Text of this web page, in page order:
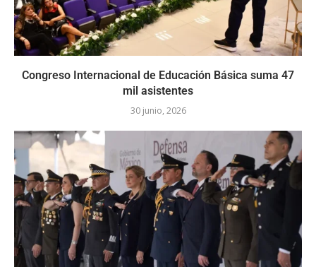
Congreso Internacional de Educación Básica suma 47
mil asistentes
30 junio, 2026